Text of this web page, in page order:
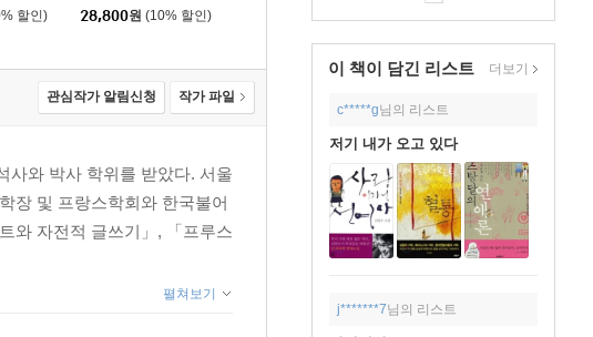
이 책이 담긴 리스트 더보기
c*****g님의 리스트
저기 내가 오고 있다
j*******7님의 리스트
할인) 28,800원 (10% 할인)
관심작가 알림신청 작가 파일
사와 박사 학위를 받았다. 서울
장 및 프랑스학회와 한국불어
와 자전적 글쓰기」, 「프루스
펼쳐보기